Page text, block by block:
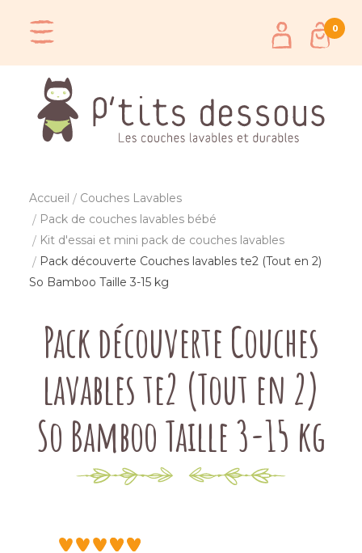
0
Accueil
Couches Lavables
Pack de couches lavables bébé
Kit d'essai et mini pack de couches lavables
Pack découverte Couches lavables te2 (Tout en 2)
So Bamboo Taille 3-15 kg
Pack découverte Couches
lavables te2 (Tout en 2)
So Bamboo Taille 3-15 kg